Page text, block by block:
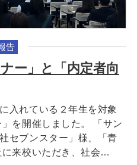
告
ー」と「内定者向
入れている２年生を対象
を開催しました。 「サン
セブンスター」様、「青
来校いただき、社会…